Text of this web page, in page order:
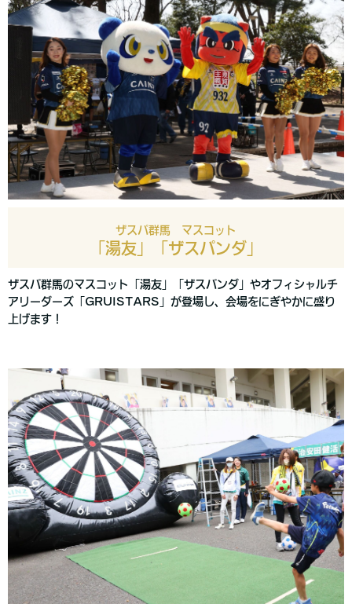
ザスパ群馬 マスコット
「湯友」「ザスパンダ」
ザスパ群馬のマスコット「湯友」「ザスパンダ」やオフィシャルチ
アリーダーズ「GRUISTARS」が登場し、会場をにぎやかに盛り
上げます！